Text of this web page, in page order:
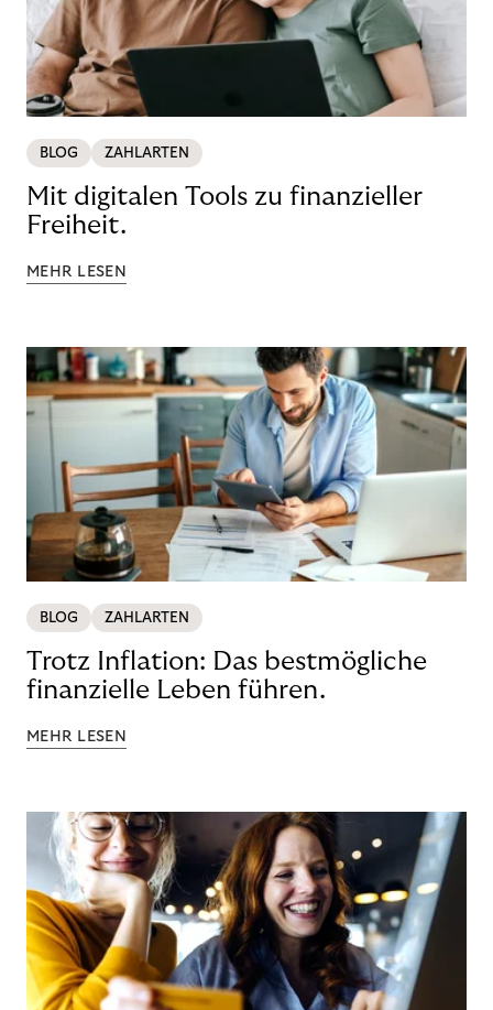
BLOG ZAHLARTEN
Mit digitalen Tools zu finanzieller
Freiheit.
MEHR LESEN
BLOG ZAHLARTEN
Trotz Inflation: Das bestmögliche
finanzielle Leben führen.
MEHR LESEN